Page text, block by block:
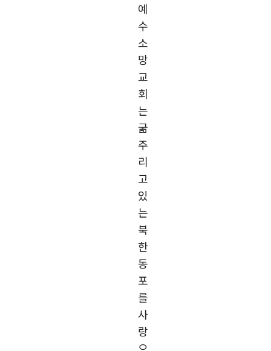
예
수
소
망
교
회
는
굶
주
리
고
있
는
북
한
동
포
를
사
랑